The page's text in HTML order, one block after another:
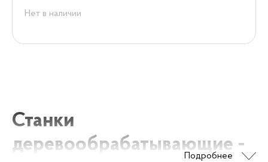
Нет в наличии
Подробнее
Станки
деревообрабатывающие -